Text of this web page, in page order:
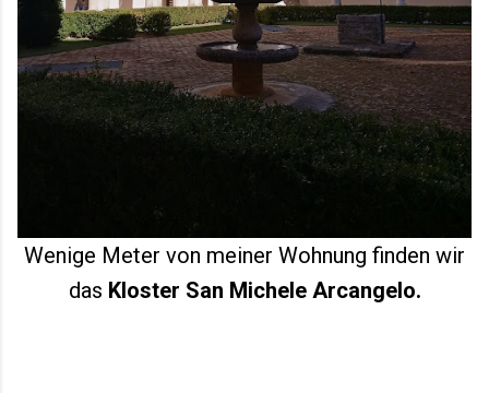
Wenige Meter von meiner Wohnung finden wir
das Kloster San Michele Arcangelo.